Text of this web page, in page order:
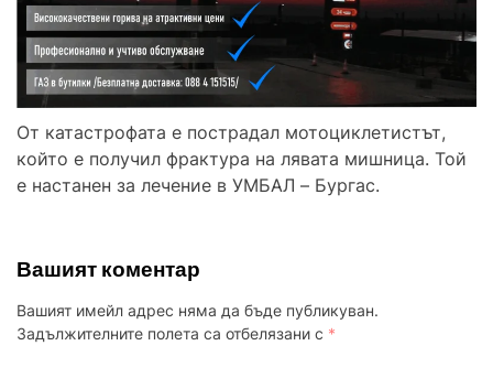
От катастрофата е пострадал мотоциклетистът,
който е получил фрактура на лявата мишница. Той
е настанен за лечение в УМБАЛ – Бургас.
Вашият коментар
Вашият имейл адрес няма да бъде публикуван.
Задължителните полета са отбелязани с *